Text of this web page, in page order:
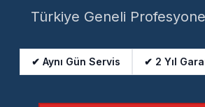
Türkiye Geneli
✔ Aynı Gün Servis ✔ 2 Yıl